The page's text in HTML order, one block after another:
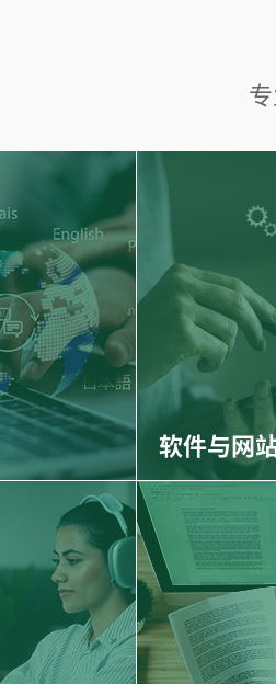
软件与网